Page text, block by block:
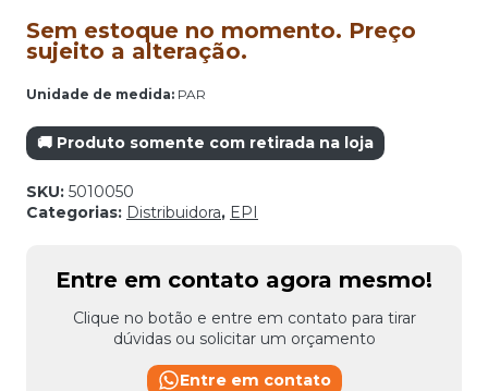
Sem estoque no momento. Preço
sujeito a alteração.
Unidade de medida: PAR
🚚 Produto somente com retirada na loja
SKU: 5010050
Categorias: Distribuidora, EPI
Entre em contato agora mesmo!
Clique no botão e entre em contato para tirar
dúvidas ou solicitar um orçamento
Entre em contato